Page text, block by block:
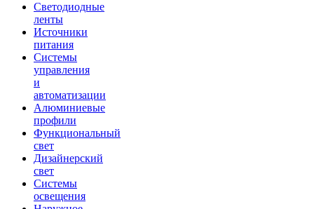
Светодиодные
ленты
Источники
питания
Системы
управления
и
автоматизации
Алюминиевые
профили
Функциональный
свет
Дизайнерский
свет
Системы
освещения